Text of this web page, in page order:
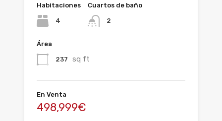
Habitaciones
4
Cuartos de baño
2
Área
237 sq ft
En Venta
498,999€